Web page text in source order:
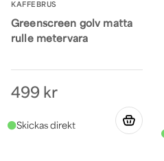
KAFFEBRUS
Greenscreen golv matta
rulle metervara
499 kr